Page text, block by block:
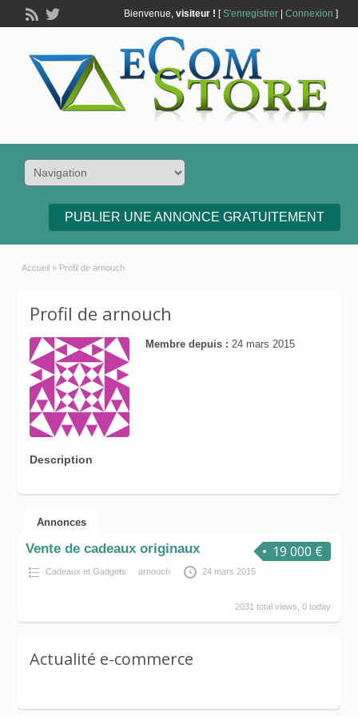
Bienvenue, visiteur ! [S'enregistrer| Connexion ]
PUBLIER UNE ANNONCE GRATUITEMENT
Accueil » Profil de arnouch
Profil de arnouch
Membre depuis : 24 mars 2015
Description
Annonces
19 000 €
Vente de cadeaux originaux
Cadeaux et Gadgets arnouch 24 mars 2015
2031 total views, 0 today
Actualité e-commerce